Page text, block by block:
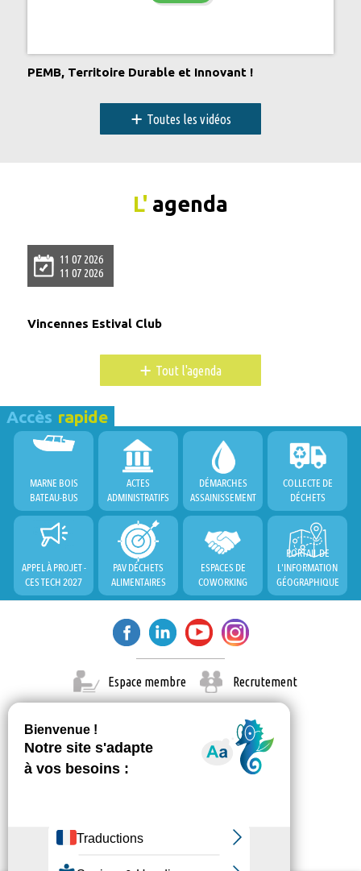
PEMB, Territoire Durable et Innovant !
+ Toutes les vidéos
L' agenda
11 07 2026
11 07 2026
Vincennes Estival Club
+ Tout l'agenda
Accès rapide
MARNE BOIS
BATEAU-BUS
ACTES
ADMINISTRATIFS
DÉMARCHES
ASSAINISSEMENT
COLLECTE DE
DÉCHETS
APPEL À PROJET -
CES TECH 2027
PAV DÉCHETS
ALIMENTAIRES
ESPACES DE
COWORKING
PORTAIL DE
L'INFORMATION
GÉOGRAPHIQUE
Espace membre Recrutement